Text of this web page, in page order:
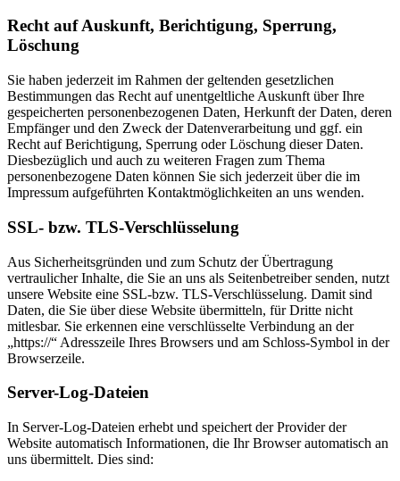
Recht auf Auskunft, Berichtigung, Sperrung,
Löschung
Sie haben jederzeit im Rahmen der geltenden gesetzlichen
Bestimmungen das Recht auf unentgeltliche Auskunft über Ihre
gespeicherten personenbezogenen Daten, Herkunft der Daten, deren
Empfänger und den Zweck der Datenverarbeitung und ggf. ein
Recht auf Berichtigung, Sperrung oder Löschung dieser Daten.
Diesbezüglich und auch zu weiteren Fragen zum Thema
personenbezogene Daten können Sie sich jederzeit über die im
Impressum aufgeführten Kontaktmöglichkeiten an uns wenden.
SSL- bzw. TLS-Verschlüsselung
Aus Sicherheitsgründen und zum Schutz der Übertragung
vertraulicher Inhalte, die Sie an uns als Seitenbetreiber senden, nutzt
unsere Website eine SSL-bzw. TLS-Verschlüsselung. Damit sind
Daten, die Sie über diese Website übermitteln, für Dritte nicht
mitlesbar. Sie erkennen eine verschlüsselte Verbindung an der
„https://“ Adresszeile Ihres Browsers und am Schloss-Symbol in der
Browserzeile.
Server-Log-Dateien
In Server-Log-Dateien erhebt und speichert der Provider der
Website automatisch Informationen, die Ihr Browser automatisch an
uns übermittelt. Dies sind: